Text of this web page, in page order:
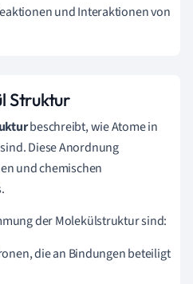
und Interaktionen von
Struktur
beschreibt, wie Atome in
Diese Anordnung
und chemischen
der Molekülstruktur sind:
die an Bindungen beteiligt